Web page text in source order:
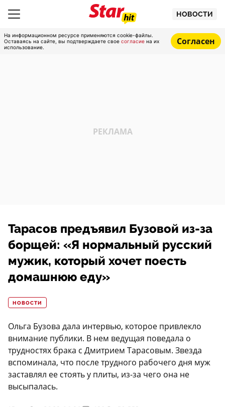
НОВОСТИ
На информационном ресурсе применяются cookie-файлы.
Оставаясь на сайте, вы подтверждаете свое согласие на их
использование.
Согласен
Тарасов предъявил Бузовой из-за
борщей: «Я нормальный русский
мужик, который хочет поесть
домашнюю еду»
НОВОСТИ
Ольга Бузова дала интервью, которое привлекло
внимание публики. В нем ведущая поведала о
трудностях брака с Дмитрием Тарасовым. Звезда
вспоминала, что после трудного рабочего дня муж
заставлял ее стоять у плиты, из-за чего она не
высыпалась.